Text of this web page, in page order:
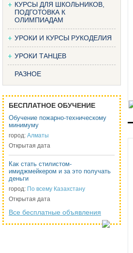
КУРСЫ ДЛЯ ШКОЛЬНИКОВ,
ПОДГОТОВКА К
ОЛИМПИАДАМ
УРОКИ И КУРСЫ РУКОДЕЛИЯ
УРОКИ ТАНЦЕВ
РАЗНОЕ
БЕСПЛАТНОЕ ОБУЧЕНИЕ
Обучение пожарно-техническому
минимуму
город: Алматы
Открытая дата
Как стать стилистом-
имиджмейкером и за это получать
деньги
город: По всему Казахстану
Открытая дата
Все бесплатные объявления